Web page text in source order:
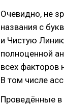
Очевидно, не
названия с
и Чистую
полноценной
всех факторов
В том числе
Проведённые